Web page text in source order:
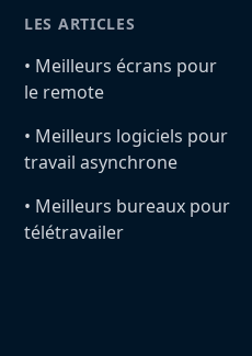
LES ARTICLES
•️ Meilleurs écrans pour
le remote
•️ Meilleurs logiciels pour
travail asynchrone
•️ Meilleurs bureaux pour
télétravailer